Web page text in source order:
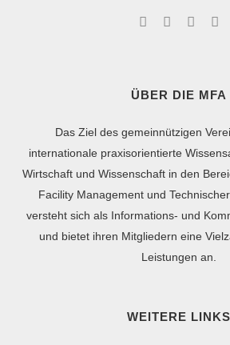
ÜBER DIE MFA
Das Ziel des gemeinnützigen
internationale praxisorientierte
Wirtschaft und Wissenschaft in den
Facility Management und
versteht sich als Informations- und
und bietet ihren Mitgliedern eine
Leistungen an.
WEITERE LINKS